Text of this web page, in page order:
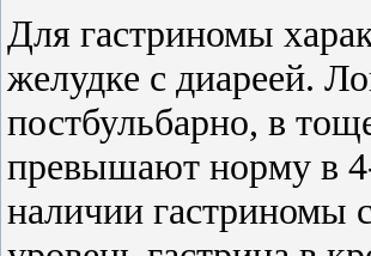
Для гастриномы
желудке с диареей.
постбульбарно, в
превышают норму в
наличии гастриномы